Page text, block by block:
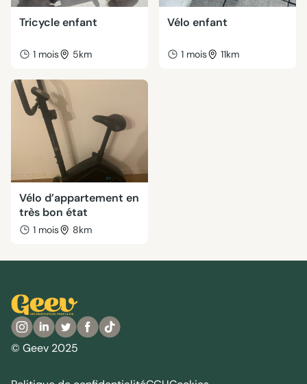
Tricycle enfant
1 mois 5km
Vélo enfant
1 mois 11km
Vélo d’appartement en
très bon état
1 mois 8km
© Geev 2025